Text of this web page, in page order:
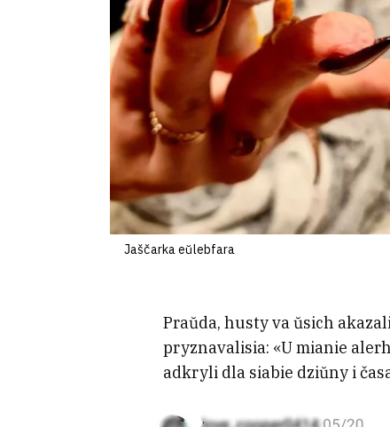
Jaščarka eŭlebfara
Praŭda, husty va ŭsich
pryznavalisia: «U mianie
adkryli dla siabie dziŭny i